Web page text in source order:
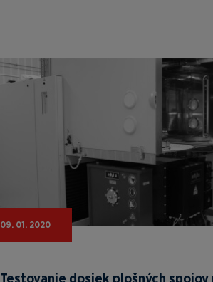
09. 01. 2020
Testovanie dosiek plošných